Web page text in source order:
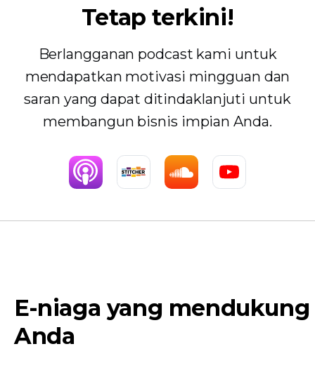
Tetap terkini!
Berlangganan podcast kami untuk
mendapatkan motivasi mingguan dan
saran yang dapat ditindaklanjuti untuk
membangun bisnis impian Anda.
E-niaga yang mendukung
Anda